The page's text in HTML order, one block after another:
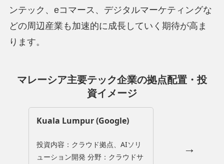
ンテック、eコマース、デジタルマーケティングな
どの周辺産業も加速的に成長していく期待が高ま
ります。
マレーシア主要テック企業の拠点配置・投
資イメージ
Kuala Lumpur (Google)
投資内容：クラウド拠点、AIソリ
ューション開発 分野：クラウドサ
→